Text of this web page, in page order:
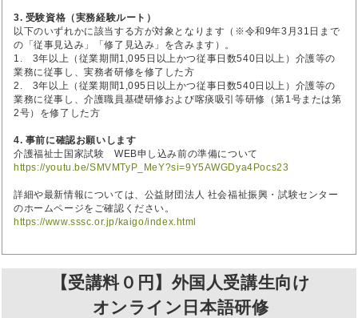
3. 受験資格（実務経験ルート）
以下のいずれかに該当する方が対象となります（※令和9年3月31日まで
の「従事見込み」「修了見込み」を含みます）。
1. 3年以上（従業期間1,095日以上かつ従事日数540日以上）介護等の
業務に従事し、実務者研修を修了した方
2. 3年以上（従業期間1,095日以上かつ従事日数540日以上）介護等の
業務に従事し、介護職員基礎研修および喀痰吸引等研修（第1号または第
2号）を修了した方
4. 事前に確認お願いします
介護福祉士国家試験 WEB申し込み前の準備について
https://youtu.be/SMVMTyP_MeY?si=9Y5AWGDya4Pocs23
詳細や最新情報については、公益財団法人 社会福祉振興・試験センター
のホームページをご確認ください。
https://www.sssc.or.jp/kaigo/index.html
【受講料０円】外国人受講生向け
オンライン日本語研修